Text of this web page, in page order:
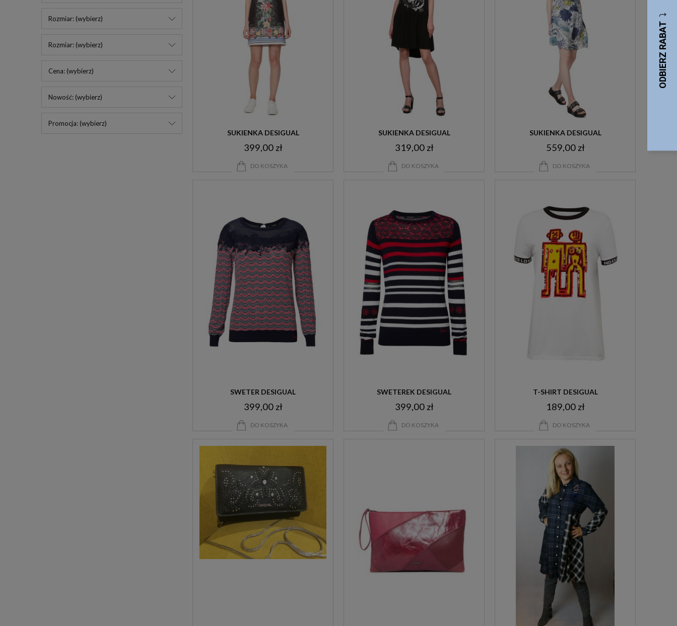
Rozmiar: (wybierz)
Rozmiar: (wybierz)
Cena: (wybierz)
Nowość: (wybierz)
Promocja: (wybierz)
SUKIENKA DESIGUAL
399,00 zł
DO KOSZYKA
SUKIENKA DESIGUAL
319,00 zł
DO KOSZYKA
SUKIENKA DESIGUAL
559,00 zł
DO KOSZYKA
SWETER DESIGUAL
399,00 zł
DO KOSZYKA
SWETEREK DESIGUAL
399,00 zł
DO KOSZYKA
T-SHIRT DESIGUAL
189,00 zł
DO KOSZYKA